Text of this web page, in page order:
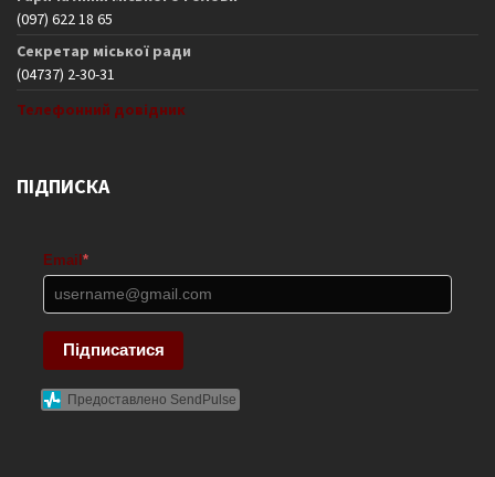
(097) 622 18 65
Секретар міської ради
(04737) 2-30-31
Телефонний довідник
ПІДПИСКА
Email *
Підписатися
Предоставлено SendPulse